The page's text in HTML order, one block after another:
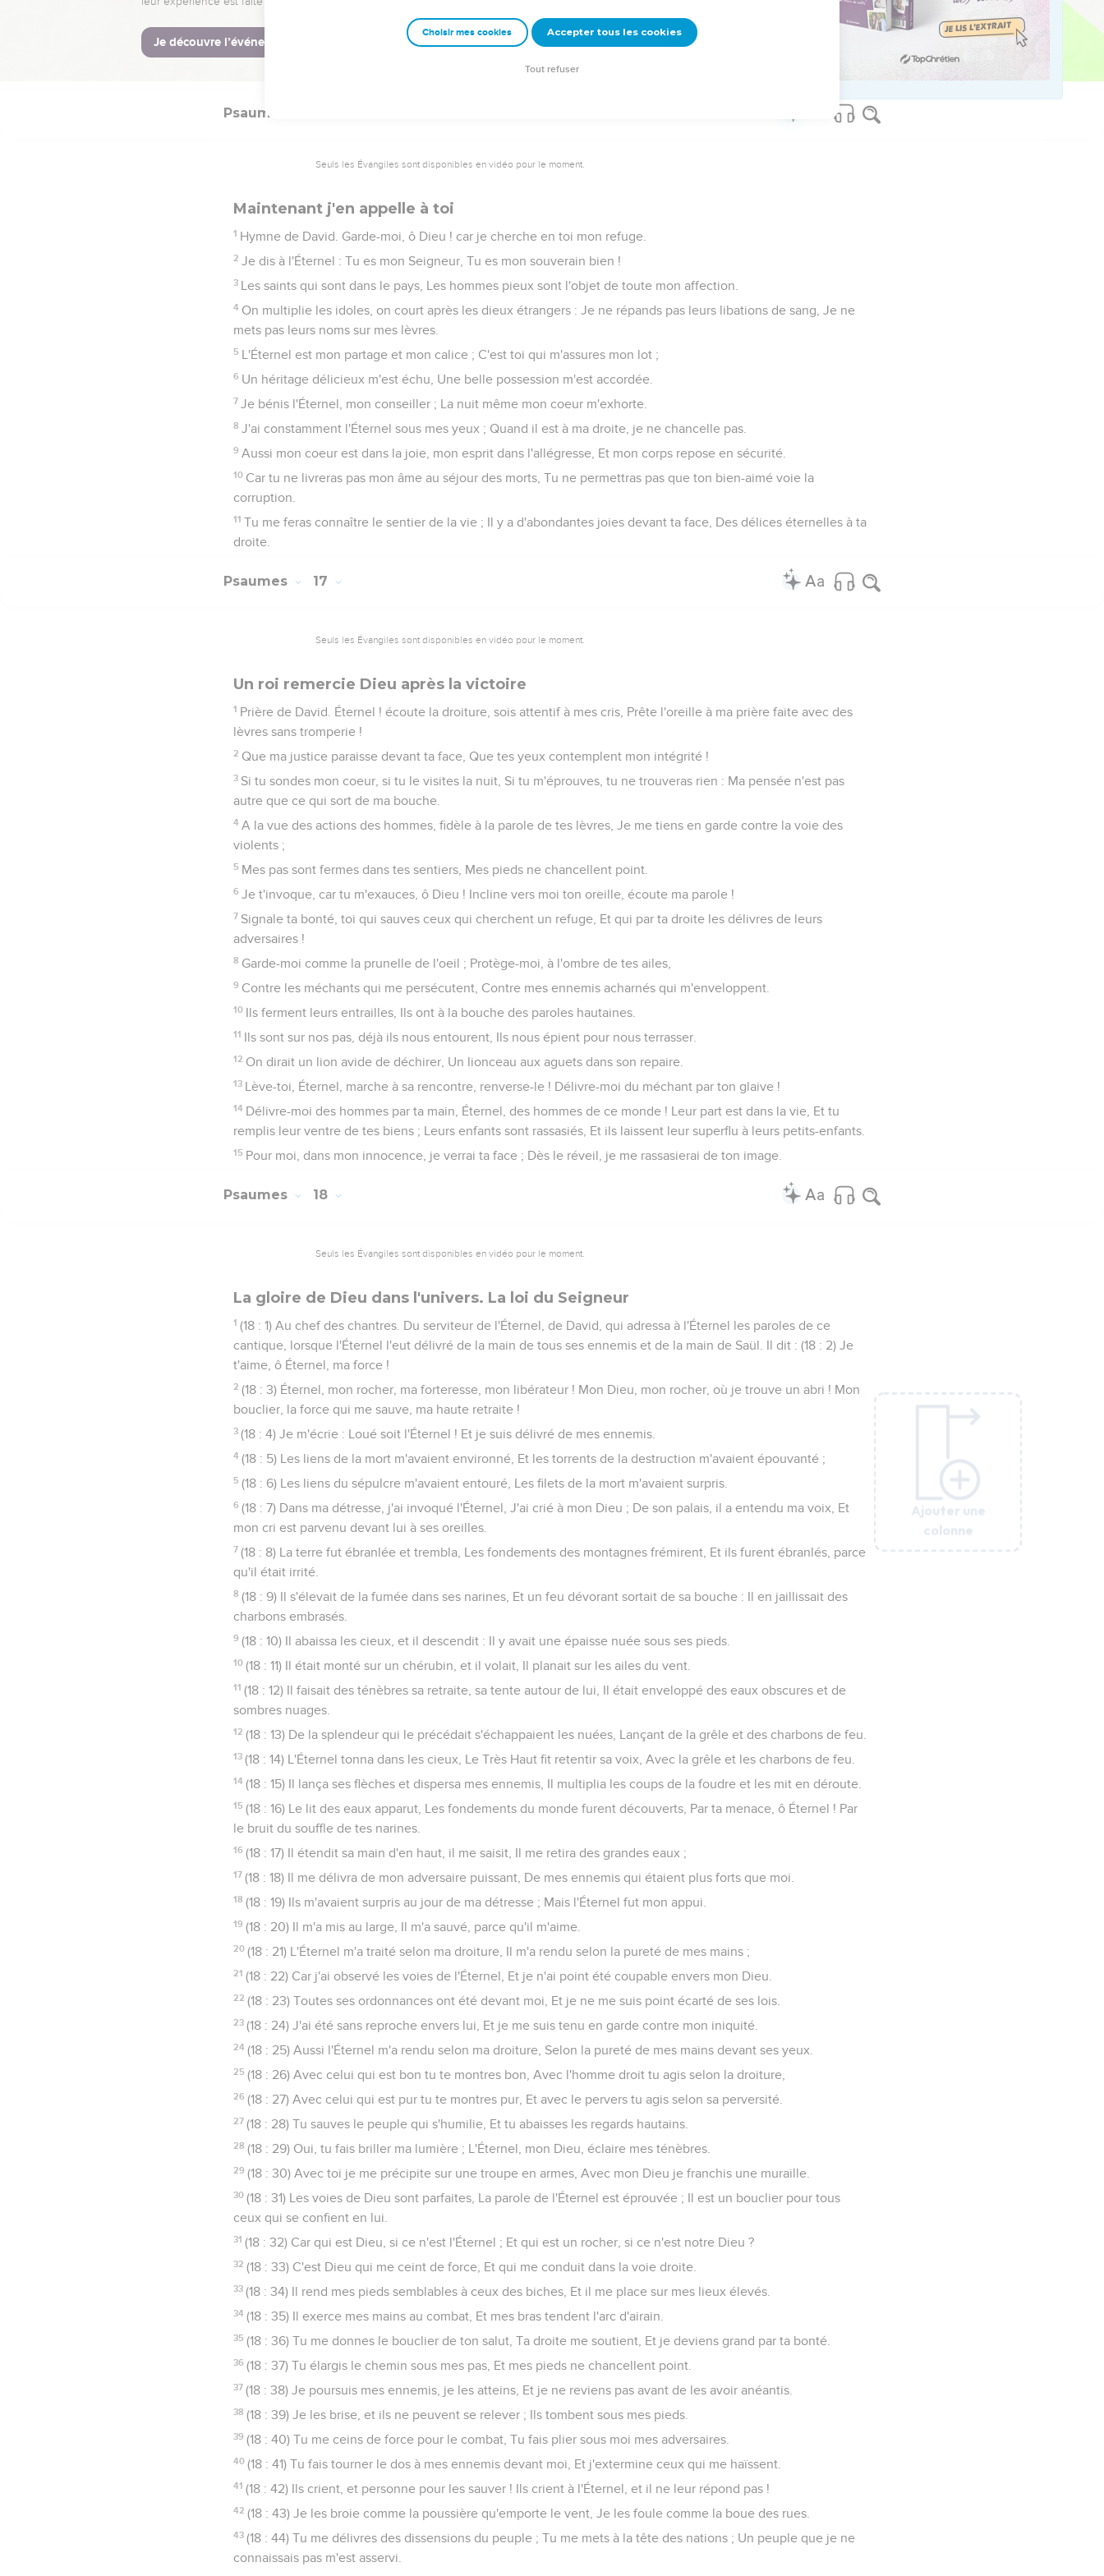
Ajouter une
colonne
point, s'il fait un serment à son préjudice.
5 Il n'exige point d'intérêt de son argent, Et il n'accepte point de don contre l'innocent. Celui qui se conduit
Ajouter une
colonne
Psaumes
Seuls les Évangiles sont disponibles en vidéo pour le moment.
Maintenant j'en appelle à toi
1 Hymne de David. Garde-moi, ô Dieu ! car je cherche en toi mon refuge.
2 Je dis à l'Éternel : Tu es mon Seigneur, Tu es mon souverain bien !
3 Les saints qui sont dans le pays, Les hommes pieux sont l'objet de toute mon affection.
4 On multiplie les idoles, on court après les dieux étrangers : Je ne répands pas leurs libations de sang, Je ne
mets pas leurs noms sur mes lèvres.
5 L'Éternel est mon partage et mon calice ; C'est toi qui m'assures mon lot ;
6 Un héritage délicieux m'est échu, Une belle possession m'est accordée.
7 Je bénis l'Éternel, mon conseiller ; La nuit même mon coeur m'exhorte.
8 J'ai constamment l'Éternel sous mes yeux ; Quand il est à ma droite, je ne chancelle pas.
9 Aussi mon coeur est dans la joie, mon esprit dans l'allégresse, Et mon corps repose en sécurité.
10 Car tu ne livreras pas mon âme au séjour des morts, Tu ne permettras pas que ton bien-aimé voie la
corruption.
11 Tu me feras connaître le sentier de la vie ; Il y a d'abondantes joies devant ta face, Des délices éternelles à ta
droite.
Ajouter une
colonne
Psaumes 17
Seuls les Évangiles sont disponibles en vidéo pour le moment.
Un roi remercie Dieu après la victoire
1 Prière de David. Éternel ! écoute la droiture, sois attentif à mes cris, Prête l'oreille à ma prière faite avec des
lèvres sans tromperie !
2 Que ma justice paraisse devant ta face, Que tes yeux contemplent mon intégrité !
3 Si tu sondes mon coeur, si tu le visites la nuit, Si tu m'éprouves, tu ne trouveras rien : Ma pensée n'est pas
autre que ce qui sort de ma bouche.
4 A la vue des actions des hommes, fidèle à la parole de tes lèvres, Je me tiens en garde contre la voie des
violents ;
5 Mes pas sont fermes dans tes sentiers, Mes pieds ne chancellent point.
6 Je t'invoque, car tu m'exauces, ô Dieu ! Incline vers moi ton oreille, écoute ma parole !
7 Signale ta bonté, toi qui sauves ceux qui cherchent un refuge, Et qui par ta droite les délivres de leurs
adversaires !
8 Garde-moi comme la prunelle de l'oeil ; Protège-moi, à l'ombre de tes ailes,
9 Contre les méchants qui me persécutent, Contre mes ennemis acharnés qui m'enveloppent.
10 Ils ferment leurs entrailles, Ils ont à la bouche des paroles hautaines.
11 Ils sont sur nos pas, déjà ils nous entourent, Ils nous épient pour nous terrasser.
12 On dirait un lion avide de déchirer, Un lionceau aux aguets dans son repaire.
13 Lève-toi, Éternel, marche à sa rencontre, renverse-le ! Délivre-moi du méchant par ton glaive !
14 Délivre-moi des hommes par ta main, Éternel, des hommes de ce monde ! Leur part est dans la vie, Et tu
remplis leur ventre de tes biens ; Leurs enfants sont rassasiés, Et ils laissent leur superflu à leurs petits-enfants.
15 Pour moi, dans mon innocence, je verrai ta face ; Dès le réveil, je me rassasierai de ton image.
Ajouter une
colonne
Psaumes 18
Seuls les Évangiles sont disponibles en vidéo pour le moment.
La gloire de Dieu dans l'univers. La loi du Seigneur
1 (18 : 1) Au chef des chantres. Du serviteur de l'Éternel, de David, qui adressa à l'Éternel les paroles de ce
cantique, lorsque l'Éternel l'eut délivré de la main de tous ses ennemis et de la main de Saül. Il dit : (18 : 2) Je
t'aime, ô Éternel, ma force !
2 (18 : 3) Éternel, mon rocher, ma forteresse, mon libérateur ! Mon Dieu, mon rocher, où je trouve un abri ! Mon
bouclier, la force qui me sauve, ma haute retraite !
3 (18 : 4) Je m'écrie : Loué soit l'Éternel ! Et je suis délivré de mes ennemis.
4 (18 : 5) Les liens de la mort m'avaient environné, Et les torrents de la destruction m'avaient épouvanté ;
5 (18 : 6) Les liens du sépulcre m'avaient entouré, Les filets de la mort m'avaient surpris.
6 (18 : 7) Dans ma détresse, j'ai invoqué l'Éternel, J'ai crié à mon Dieu ; De son palais, il a entendu ma voix, Et
mon cri est parvenu devant lui à ses oreilles.
7 (18 : 8) La terre fut ébranlée et trembla, Les fondements des montagnes frémirent, Et ils furent ébranlés, parce
qu'il était irrité.
8 (18 : 9) Il s'élevait de la fumée dans ses narines, Et un feu dévorant sortait de sa bouche : Il en jaillissait des
charbons embrasés.
9 (18 : 10) Il abaissa les cieux, et il descendit : Il y avait une épaisse nuée sous ses pieds.
10 (18 : 11) Il était monté sur un chérubin, et il volait, Il planait sur les ailes du vent.
11 (18 : 12) Il faisait des ténèbres sa retraite, sa tente autour de lui, Il était enveloppé des eaux obscures et de
sombres nuages.
12 (18 : 13) De la splendeur qui le précédait s'échappaient les nuées, Lançant de la grêle et des charbons de feu.
13 (18 : 14) L'Éternel tonna dans les cieux, Le Très Haut fit retentir sa voix, Avec la grêle et les charbons de feu.
14 (18 : 15) Il lança ses flèches et dispersa mes ennemis, Il multiplia les coups de la foudre et les mit en déroute.
15 (18 : 16) Le lit des eaux apparut, Les fondements du monde furent découverts, Par ta menace, ô Éternel ! Par
le bruit du souffle de tes narines.
16 (18 : 17) Il étendit sa main d'en haut, il me saisit, Il me retira des grandes eaux ;
17 (18 : 18) Il me délivra de mon adversaire puissant, De mes ennemis qui étaient plus forts que moi.
18 (18 : 19) Ils m'avaient surpris au jour de ma détresse ; Mais l'Éternel fut mon appui.
19 (18 : 20) Il m'a mis au large, Il m'a sauvé, parce qu'il m'aime.
20 (18 : 21) L'Éternel m'a traité selon ma droiture, Il m'a rendu selon la pureté de mes mains ;
21 (18 : 22) Car j'ai observé les voies de l'Éternel, Et je n'ai point été coupable envers mon Dieu.
22 (18 : 23) Toutes ses ordonnances ont été devant moi, Et je ne me suis point écarté de ses lois.
23 (18 : 24) J'ai été sans reproche envers lui, Et je me suis tenu en garde contre mon iniquité.
24 (18 : 25) Aussi l'Éternel m'a rendu selon ma droiture, Selon la pureté de mes mains devant ses yeux.
25 (18 : 26) Avec celui qui est bon tu te montres bon, Avec l'homme droit tu agis selon la droiture,
26 (18 : 27) Avec celui qui est pur tu te montres pur, Et avec le pervers tu agis selon sa perversité.
27 (18 : 28) Tu sauves le peuple qui s'humilie, Et tu abaisses les regards hautains.
28 (18 : 29) Oui, tu fais briller ma lumière ; L'Éternel, mon Dieu, éclaire mes ténèbres.
29 (18 : 30) Avec toi je me précipite sur une troupe en armes, Avec mon Dieu je franchis une muraille.
30 (18 : 31) Les voies de Dieu sont parfaites, La parole de l'Éternel est éprouvée ; Il est un bouclier pour tous
ceux qui se confient en lui.
31 (18 : 32) Car qui est Dieu, si ce n'est l'Éternel ; Et qui est un rocher, si ce n'est notre Dieu ?
32 (18 : 33) C'est Dieu qui me ceint de force, Et qui me conduit dans la voie droite.
33 (18 : 34) Il rend mes pieds semblables à ceux des biches, Et il me place sur mes lieux élevés.
34 (18 : 35) Il exerce mes mains au combat, Et mes bras tendent l'arc d'airain.
35 (18 : 36) Tu me donnes le bouclier de ton salut, Ta droite me soutient, Et je deviens grand par ta bonté.
36 (18 : 37) Tu élargis le chemin sous mes pas, Et mes pieds ne chancellent point.
37 (18 : 38) Je poursuis mes ennemis, je les atteins, Et je ne reviens pas avant de les avoir anéantis.
38 (18 : 39) Je les brise, et ils ne peuvent se relever ; Ils tombent sous mes pieds.
39 (18 : 40) Tu me ceins de force pour le combat, Tu fais plier sous moi mes adversaires.
40 (18 : 41) Tu fais tourner le dos à mes ennemis devant moi, Et j'extermine ceux qui me haïssent.
41 (18 : 42) Ils crient, et personne pour les sauver ! Ils crient à l'Éternel, et il ne leur répond pas !
42 (18 : 43) Je les broie comme la poussière qu'emporte le vent, Je les foule comme la boue des rues.
43 (18 : 44) Tu me délivres des dissensions du peuple ; Tu me mets à la tête des nations ; Un peuple que je ne
connaissais pas m'est asservi.
Ajouter une
colonne
Ajouter une
colonne
Ajouter une
colonne
Ajouter une
colonne
Ajouter une
colonne
Choisir mes cookies Accepter tous les cookies
Tout refuser